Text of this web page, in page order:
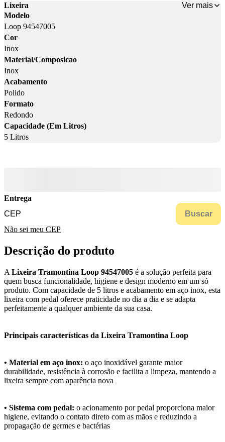
Lixeira
Ver mais
Modelo
Loop 94547005
Cor
Inox
Material/Composicao
Inox
Acabamento
Polido
Formato
Redondo
Capacidade (Em Litros)
5 Litros
Entrega
Buscar
Não sei meu CEP
Descrição do produto
A Lixeira Tramontina Loop 94547005 é a solução perfeita para
quem busca funcionalidade, higiene e design moderno em um só
produto. Com capacidade de 5 litros e acabamento em aço inox, esta
lixeira com pedal oferece praticidade no dia a dia e se adapta
perfeitamente a qualquer ambiente da sua casa.
Principais características da Lixeira Tramontina Loop
• Material em aço inox: o aço inoxidável garante maior
durabilidade, resistência à corrosão e facilita a limpeza, mantendo a
lixeira sempre com aparência nova
• Sistema com pedal: o acionamento por pedal proporciona maior
higiene, evitando o contato direto com as mãos e reduzindo a
propagação de germes e bactérias